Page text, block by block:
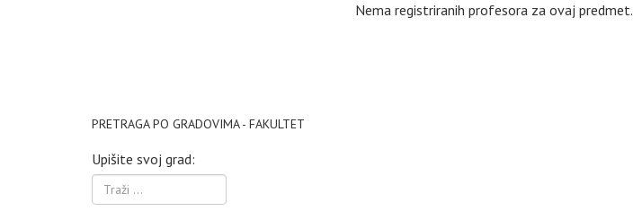
Nema registriranih profesora za ovaj predmet.
PRETRAGA PO GRADOVIMA - FAKULTET
Upišite svoj grad: